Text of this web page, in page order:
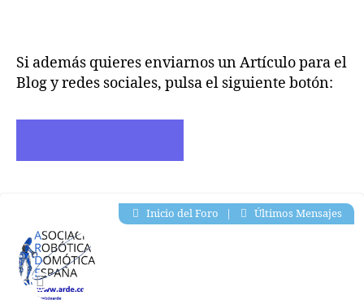
Si además quieres enviarnos un Artículo para el
Blog y redes sociales, pulsa el siguiente botón:
Inicio del Foro Últimos Mensajes